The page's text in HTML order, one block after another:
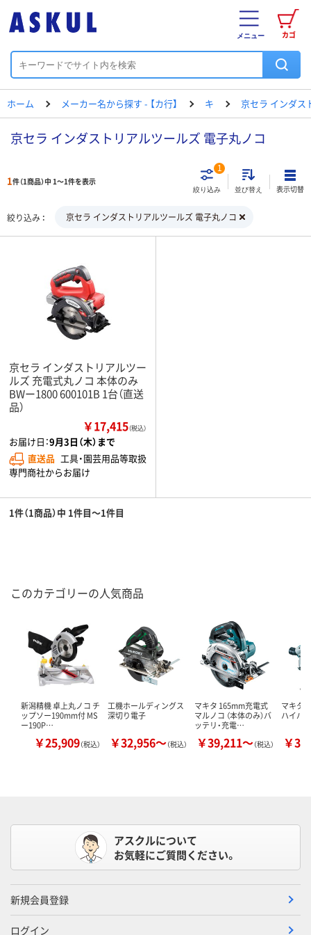
カゴ
メニュー
ホーム メーカー名から探す - 【カ行】 キ 京セラ インダス
京セラ インダストリアルツールズ 電子丸ノコ
1件（1商品）中 1～1件を表示
絞り込み
1
並び替え 表示切替
絞り込み 京セラ インダストリアルツールズ 電子丸ノコ
京セラ インダストリアルツー
ルズ 充電式丸ノコ 本体のみ
BWー1800 600101B 1台（直送
品）
￥17,415（税込）
お届け日：9月3日（木）まで
直送品 工具・園芸用品等取扱
専門商社からお届け
1件（1商品）中 1件目～1件目
このカテゴリーの人気商品
新潟精機 卓上丸ノコ チ
ップソー190mm付 MS
ー190P…
￥25,909（税込）
工機ホールディングス
深切り電子
￥32,956～（税込）
マキタ 165mm充電式
マルノコ （本体のみ）バ
ッテリ・充電…
￥39,211～（税込）
マキタ
ハイパ
￥
アスクルについて
お気軽にご質問ください。
新規会員登録
ログイン